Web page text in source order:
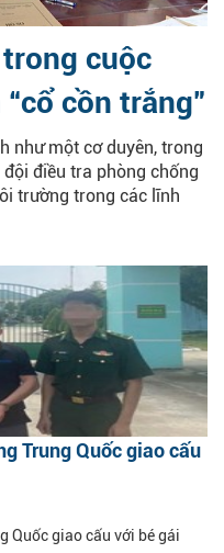
cuộc
cồn trắng”
như một cơ duyên, trong
điều tra phòng chống
trường trong các lĩnh
Trung Quốc giao cấu
Quốc giao cấu với bé gái